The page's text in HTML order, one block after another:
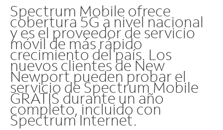
Spectrum Mobile ofrece
cobertura 5G a nivel nacional
y es el proveedor de servicio
móvil de más rápido
crecimiento del país. Los
nuevos clientes de New
Newport pueden probar el
servicio de Spectrum Mobile
GRATIS durante un año
completo, incluido con
Spectrum Internet.